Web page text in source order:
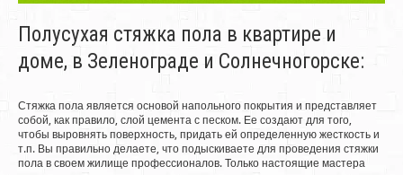
Полусухая стяжка пола в квартире и
доме, в Зеленограде и Солнечногорске:
Стяжка пола является основой напольного покрытия и представляет
собой, как правило, слой цемента с песком. Ее создают для того,
чтобы выровнять поверхность, придать ей определенную жесткость и
т.п. Вы правильно делаете, что подыскиваете для проведения стяжки
пола в своем жилище профессионалов. Только настоящие мастера